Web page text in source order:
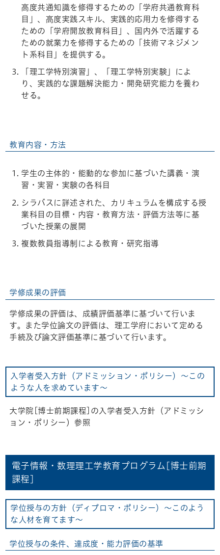
高度共通知識を修得するための「学府共通教育科
目」、高度実践スキル、実践的応用力を修得する
ための「学府開放教育科目」、国内外で活躍する
ための就業力を修得するための「技術マネジメン
ト系科目」を提供する。
「理工学特別演習」、「理工学特別実験」によ
り、実践的な課題解決能力・開発研究能力を養わ
せる。
教育内容・方法
学生の主体的・能動的な参加に基づいた講義・演
習・実習・実験の各科目
シラバスに詳述された、カリキュラムを構成する授
業科目の目標・内容・教育方法・評価方法等に基
づいた授業の展開
複数教員指導制による教育・研究指導
学修成果の評価
学修成果の評価は、成績評価基準に基づいて行いま
す。また学位論文の評価は、理工学府において定める
手続及び論文評価基準に基づいて行います。
入学者受入方針（アドミッション・ポリシー）～この
ような人を求めています～
大学院[博士前期課程]の入学者受入方針（アドミッシ
ョン・ポリシー）参照
電子情報・数理理工学教育プログラム[博士前期
課程]
学位授与の方針（ディプロマ・ポリシー）～このよう
な人材を育てます～
学位授与の条件、達成度・能力評価の基準